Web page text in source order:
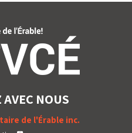
NOUS
de l'Érable inc.